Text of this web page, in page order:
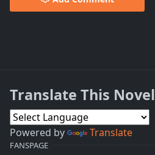
Translate This Novel
Powered by Translate
FANSPAGE